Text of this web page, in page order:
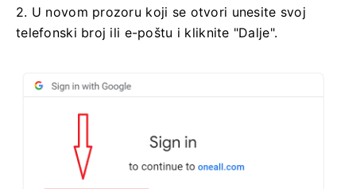
2. U novom prozoru koji se otvori unesite svoj
telefonski broj ili e-poštu i kliknite "Dalje".